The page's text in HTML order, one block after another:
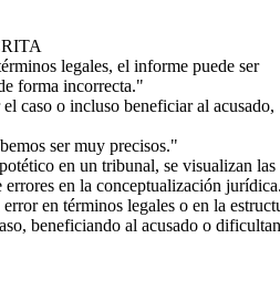
legales, el informe puede ser
forma incorrecta."
caso o incluso beneficiar al acusado,
ser muy precisos."
en un tribunal, se visualizan las
errores en la conceptualización
en términos legales o en la
beneficiando al acusado o